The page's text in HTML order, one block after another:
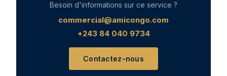
Besoin d'informations sur ce service ?
commercial@amicongo.com
+243 84 040 9734
Contactez-nous